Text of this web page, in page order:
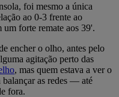
foi mesmo a única
ao 0-3 frente ao
forte remate aos 39'.
encher o olho, antes pelo
agitação perto das
, mas quem estava a ver o
balançar as redes — até
fora.